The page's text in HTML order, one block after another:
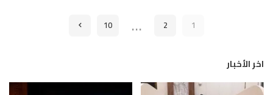
1
2
…
10
اخر الأخبار